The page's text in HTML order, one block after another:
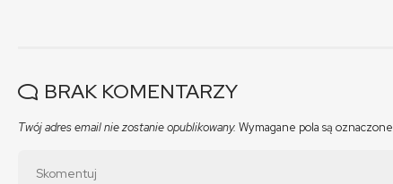
BRAK KOMENTARZY
Twój adres email nie zostanie opublikowany. Wymagane pola są oznaczone